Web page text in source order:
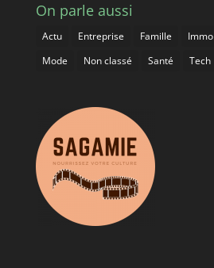
On parle aussi
Actu Entreprise Famille Immo
Mode
Non classé Santé Tech